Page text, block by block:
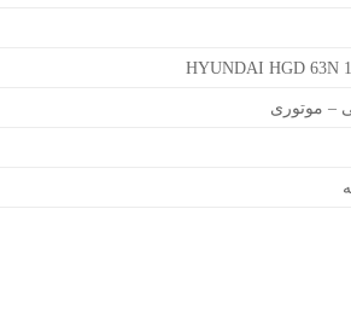
HYUNDAI HGD 63N
– موتوری